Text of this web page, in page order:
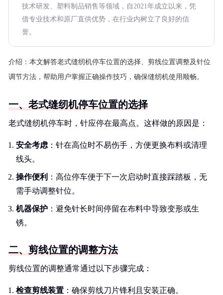
技术研发、塑料制品销售等领域，自2021年成立以来，凭
借专业技术和原厂直供优势，在行业内树立了良好的信
誉。
介绍： 本文解答老式缝纫机停车位置的选择、剪线位置调整及针位
调节方法，帮助用户掌握正确操作技巧，确保缝纫机使用顺畅。
一、老式缝纫机停车位置的选择
老式缝纫机停车时，针应停在最高点。这样做的原因是：
安全考虑 ：针在高位时不易伤手，方便更换布料或清理
线头。
操作便利 ：高位停车便于下一次启动时直接踩踏板，无
需手动调整针位。
机器保护 ：避免针长时间停留在布料中导致变形或生
锈。
二、剪线位置的调整方法
剪线位置的调整通常通过以下步骤完成：
检查剪线装置 ：确保剪线刀片锋利且安装正确。